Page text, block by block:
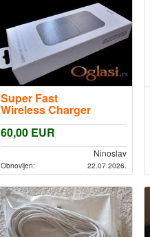
Super Fast
Wireless Charger
Duo
60,00 EUR
Ninoslav
Obnovljen: 22.07.2026.